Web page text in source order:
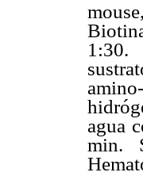
1:30.
agua
min.